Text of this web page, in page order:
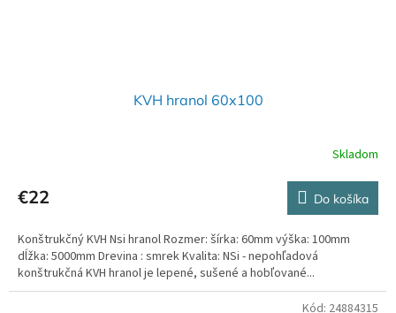
KVH hranol 60x100
Skladom
€22 Do košíka
Konštrukčný KVH Nsi hranol Rozmer: šírka: 60mm výška: 100mm
dĺžka: 5000mm Drevina : smrek Kvalita: NSi - nepohľadová
konštrukčná KVH hranol je lepené, sušené a hobľované...
Kód: 24884315